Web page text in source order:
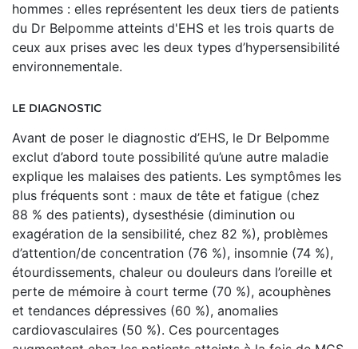
hommes : elles représentent les deux tiers de patients
du Dr Belpomme atteints d'EHS et les trois quarts de
ceux aux prises avec les deux types d’hypersensibilité
environnementale.
LE DIAGNOSTIC
Avant de poser le diagnostic d’EHS, le Dr Belpomme
exclut d’abord toute possibilité qu’une autre maladie
explique les malaises des patients. Les symptômes les
plus fréquents sont : maux de tête et fatigue (chez
88 % des patients), dysesthésie (diminution ou
exagération de la sensibilité, chez 82 %), problèmes
d’attention/de concentration (76 %), insomnie (74 %),
étourdissements, chaleur ou douleurs dans l’oreille et
perte de mémoire à court terme (70 %), acouphènes
et tendances dépressives (60 %), anomalies
cardiovasculaires (50 %). Ces pourcentages